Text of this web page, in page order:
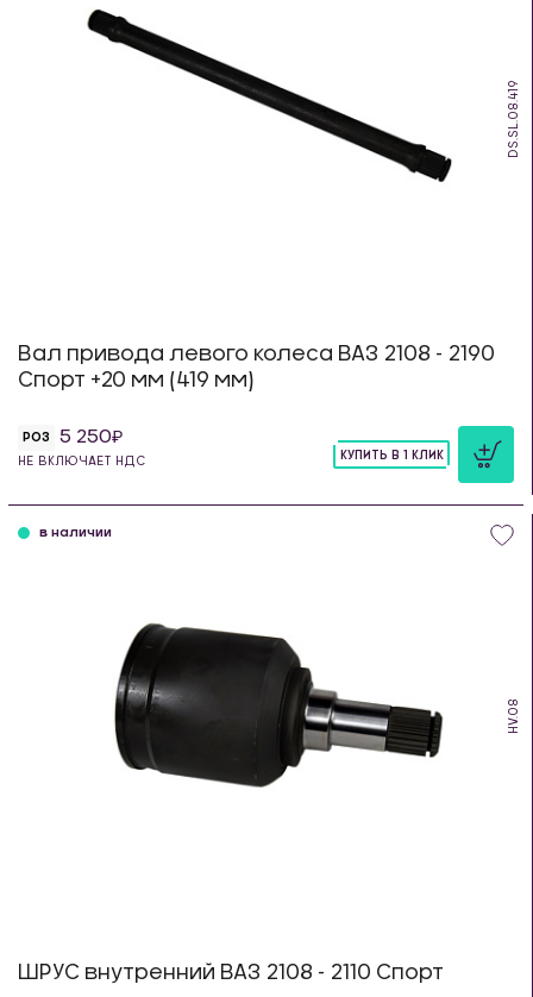
DS.SL.08.419
Вал привода левого колеса ВАЗ 2108 - 2190
Спорт +20 мм (419 мм)
РОЗ 5 250
НЕ ВКЛЮЧАЕТ НДС
КУПИТЬ В 1 КЛИК
HV.08
в наличии
ШРУС внутренний ВАЗ 2108 - 2110 Спорт